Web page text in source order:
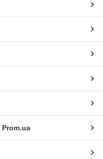
Prom.ua